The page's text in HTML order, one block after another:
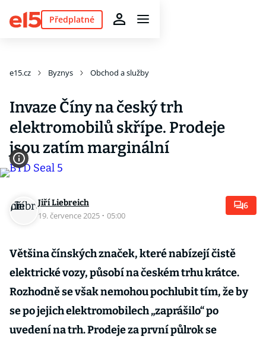
Předplatné
e15.cz Byznys Obchod a služby
Invaze Číny na český trh
elektromobilů skřípe. Prodeje
jsou zatím marginální
Jiří Liebreich
19. července 2025 · 05:00
6
Většina čínských značek, které nabízejí čistě
elektrické vozy, působí na českém trhu krátce.
Rozhodně se však nemohou pochlubit tím, že by
se po jejich elektromobilech „zaprášilo“ po
uvedení na trh. Prodeje za první půlrok se